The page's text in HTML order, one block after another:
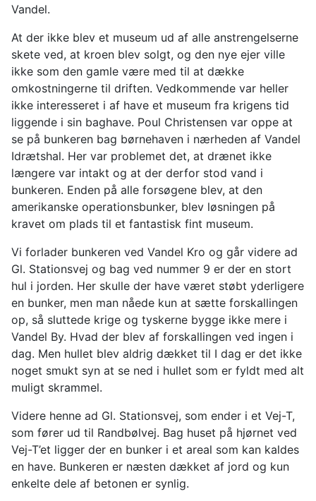
Vandel.
At der ikke blev et museum ud af alle anstrengelserne
skete ved, at kroen blev solgt, og den nye ejer ville
ikke som den gamle være med til at dække
omkostningerne til driften. Vedkommende var heller
ikke interesseret i af have et museum fra krigens tid
liggende i sin baghave. Poul Christensen var oppe at
se på bunkeren bag børnehaven i nærheden af Vandel
Idrætshal. Her var problemet det, at drænet ikke
længere var intakt og at der derfor stod vand i
bunkeren. Enden på alle forsøgene blev, at den
amerikanske operationsbunker, blev løsningen på
kravet om plads til et fantastisk fint museum.
Vi forlader bunkeren ved Vandel Kro og går videre ad
Gl. Stationsvej og bag ved nummer 9 er der en stort
hul i jorden. Her skulle der have været støbt yderligere
en bunker, men man nåede kun at sætte forskallingen
op, så sluttede krige og tyskerne bygge ikke mere i
Vandel By. Hvad der blev af forskallingen ved ingen i
dag. Men hullet blev aldrig dækket til I dag er det ikke
noget smukt syn at se ned i hullet som er fyldt med alt
muligt skrammel.
Videre henne ad Gl. Stationsvej, som ender i et Vej-T,
som fører ud til Randbølvej. Bag huset på hjørnet ved
Vej-T’et ligger der en bunker i et areal som kan kaldes
en have. Bunkeren er næsten dækket af jord og kun
enkelte dele af betonen er synlig.